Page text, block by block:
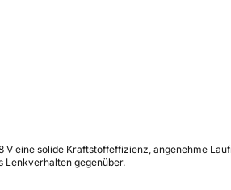
V eine solide Kraftstoffeffizienz, angenehme
Lenkverhalten gegenüber.